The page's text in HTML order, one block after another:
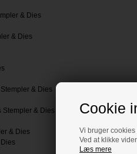
Cookie
Vi bruger
Ved at klikke
Læs mere
& Dies
& Dies
& Dies
Stempler & Dies
& Dies